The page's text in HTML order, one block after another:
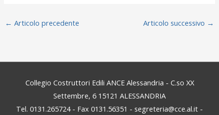
← Articolo precedente Articolo successivo →
Collegio Costruttori Edili ANCE Alessandria - C.so XX
Settembre, 6 15121 ALESSANDRIA
Tel. 0131.265724 - Fax 0131.56351 - segreteria@cce.al.it -